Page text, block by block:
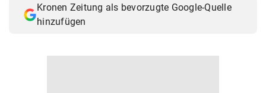
Muthgasse 2, 1190 Wien
Kronen Zeitung als bevorzugte Google-Quelle
hinzufügen